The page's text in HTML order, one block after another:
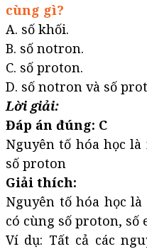
cùng gì?
A. số khối.
B. số notron.
C. số proton.
D. số notron và số
Lời giải:
Đáp án đúng: C
Nguyên tố hóa học
số proton
Giải thích:
Nguyên tố hóa học
có cùng số proton, số
Ví dụ: Tất cả các